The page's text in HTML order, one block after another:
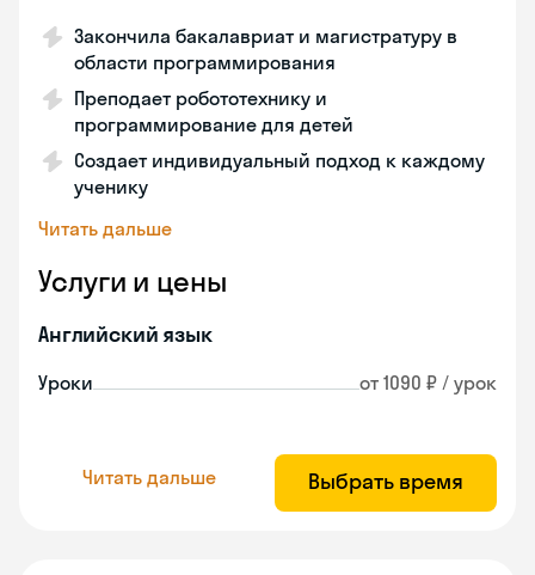
Закончила бакалавриат и магистратуру в
области программирования
Преподает робототехнику и
программирование для детей
Создает индивидуальный подход к каждому
ученику
Читать дальше
Услуги и цены
Английский язык
Уроки от 1090 ₽ / урок
Читать дальше Выбрать время